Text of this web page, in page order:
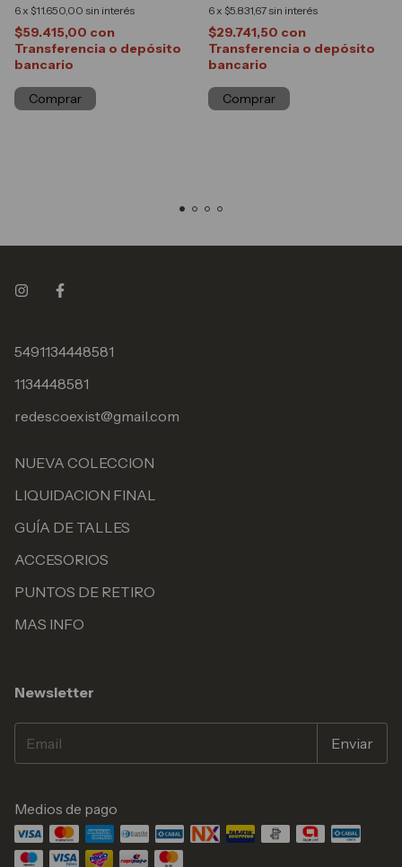
6 x $11.650,00 sin interés
$59.415,00 con
Transferencia o depósito
bancario
Comprar
6 x $5.831,67 sin interés
$29.741,50 con
Transferencia o depósito
bancario
Comprar
5491134448581
1134448581
redescoexist@gmail.com
NUEVA COLECCION
LIQUIDACION FINAL
GUÍA DE TALLES
ACCESORIOS
PUNTOS DE RETIRO
MAS INFO
Newsletter
Medios de pago